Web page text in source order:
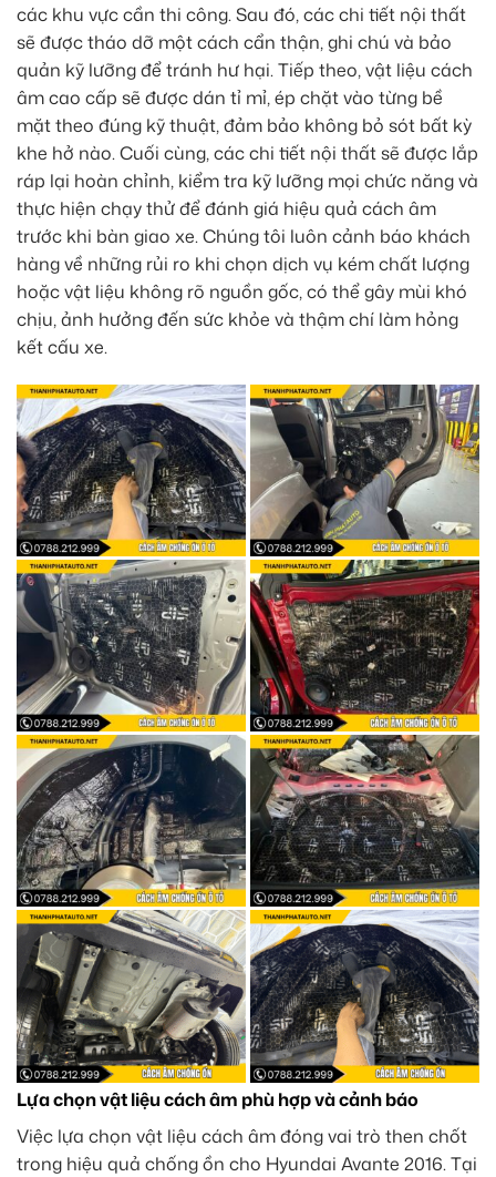
các khu vực cần thi công. Sau đó, các chi tiết nội thất
sẽ được tháo dỡ một cách cẩn thận, ghi chú và bảo
quản kỹ lưỡng để tránh hư hại. Tiếp theo, vật liệu cách
âm cao cấp sẽ được dán tỉ mỉ, ép chặt vào từng bề
mặt theo đúng kỹ thuật, đảm bảo không bỏ sót bất kỳ
khe hở nào. Cuối cùng, các chi tiết nội thất sẽ được lắp
ráp lại hoàn chỉnh, kiểm tra kỹ lưỡng mọi chức năng và
thực hiện chạy thử để đánh giá hiệu quả cách âm
trước khi bàn giao xe. Chúng tôi luôn cảnh báo khách
hàng về những rủi ro khi chọn dịch vụ kém chất lượng
hoặc vật liệu không rõ nguồn gốc, có thể gây mùi khó
chịu, ảnh hưởng đến sức khỏe và thậm chí làm hỏng
kết cấu xe.
Lựa chọn vật liệu cách âm phù hợp và cảnh báo
Việc lựa chọn vật liệu cách âm đóng vai trò then chốt
trong hiệu quả chống ồn cho Hyundai Avante 2016. Tại